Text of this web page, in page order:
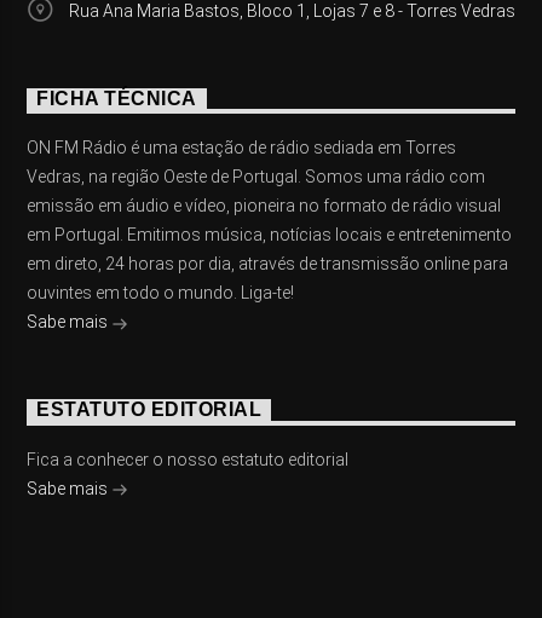
Rua Ana Maria Bastos, Bloco 1, Lojas 7 e 8 - Torres Vedras
FICHA TÉCNICA
ON FM Rádio é uma estação de rádio sediada em Torres
Vedras, na região Oeste de Portugal. Somos uma rádio com
emissão em áudio e vídeo, pioneira no formato de rádio visual
em Portugal. Emitimos música, notícias locais e entretenimento
em direto, 24 horas por dia, através de transmissão online para
ouvintes em todo o mundo. Liga-te!
Sabe mais
ESTATUTO EDITORIAL
Fica a conhecer o nosso estatuto editorial
Sabe mais